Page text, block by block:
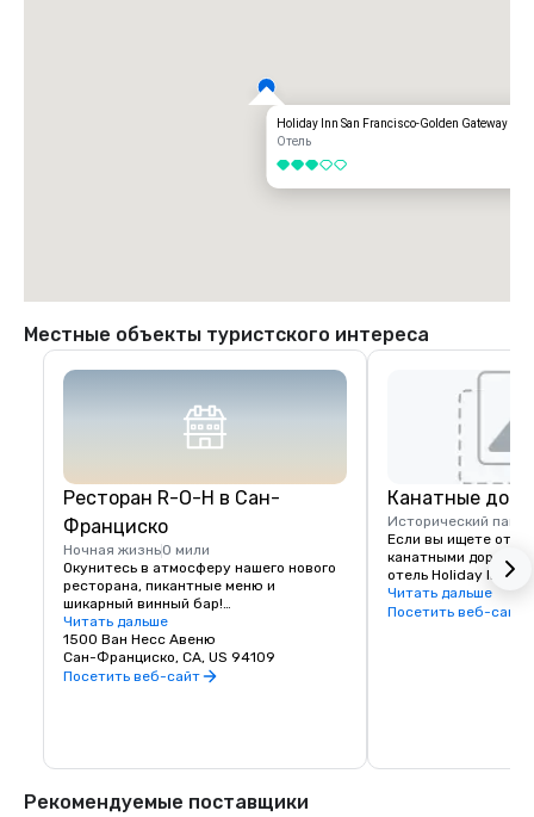
Holiday Inn San Francisco-Golden Gateway
Отель
3 из 5
Местные объекты туристского интереса
Ресторан R-O-H в Сан-
Франциско
Ночная жизнь0 мили
Окунитесь в атмосферу нашего нового
ресторана, пикантные меню и
шикарный винный бар!
Гостям, остановившимся в отеле
Holiday Inn San Francisco, не нужно
далеко ходить, чтобы найти вкусный
лучшее местное и международное
с глотками из Напы и Сономы, выбор
Читать дальше
1500 Ван Несс Авеню
Сан-Франциско, CA, US 94109
Посетить веб-сайт
Канатные
Исторический
Если вы ищете
канатными
отель Holiday Inn
находится
шагах от улицы
Читать дальше
Посетить веб-сайт
Рекомендуемые поставщики